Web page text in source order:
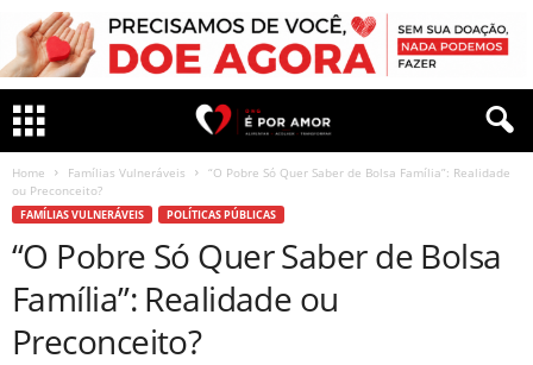
Home Famílias Vulneráveis
“O Pobre Só Quer Saber de Bolsa Família”: Realidade
ou Preconceito?
FAMÍLIAS VULNERÁVEIS POLÍTICAS PÚBLICAS
“O Pobre Só Quer Saber de Bolsa
Família”: Realidade ou
Preconceito?